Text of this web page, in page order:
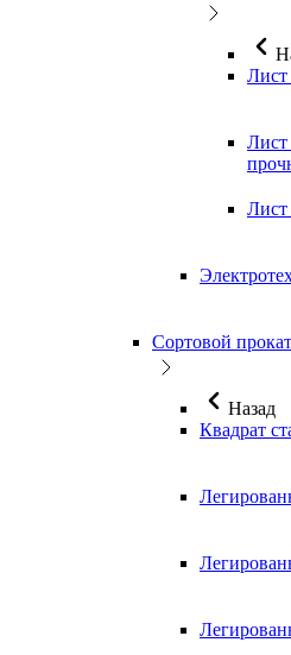
Лист
Лист
Лист
Сортовой прокат
Назад
Квадрат